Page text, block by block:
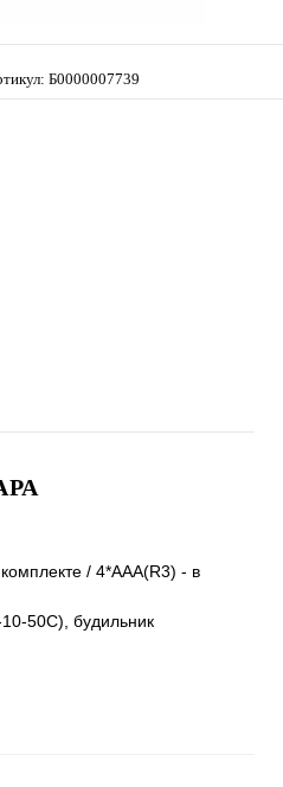
Б0000007739
/ 4*AAА(R3) - в
50С), будильник